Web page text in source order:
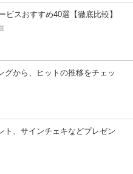
ビスおすすめ40選【徹底比較】
グから、ヒットの推移をチェッ
ト、サインチェキなどプレゼン